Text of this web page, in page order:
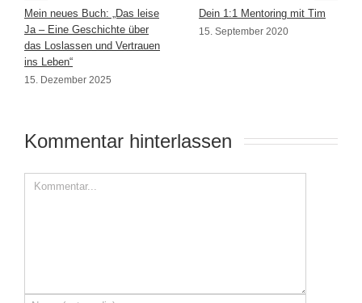
Mein neues Buch: „Das leise
Ja – Eine Geschichte über
das Loslassen und Vertrauen
ins Leben“
15. Dezember 2025
Dein 1:1 Mentoring mit Tim
15. September 2020
Kommentar hinterlassen